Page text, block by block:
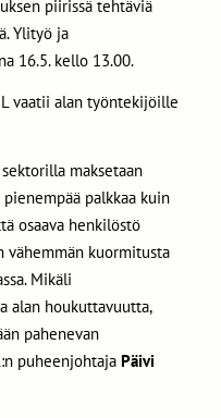
piirissä tehtäviä
Ylityö ja
16.5. kello 13.00.
vaatii alan työntekijöille
maksetaan
palkkaa kuin
osaava henkilöstö
vähemmän kuormitusta
Mikäli
alan houkuttavuutta,
pahenevan
puheenjohtaja Päivi